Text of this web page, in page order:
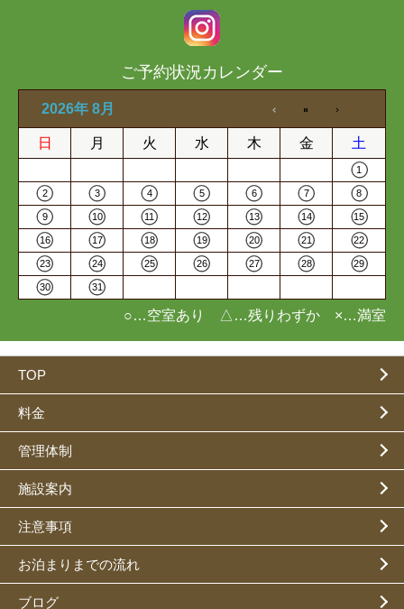
ご予約状況カレンダー
2026年 8月
日 月 火 水 木 金 土
1
2 3 4 5 6 7 8
9 10 11 12 13 14 15
16 17 18 19 20 21 22
23 24 25 26 27 28 29
30 31
○…空室あり △…残りわずか ×…満室
TOP
料金
管理体制
施設案内
注意事項
お泊まりまでの流れ
ブログ